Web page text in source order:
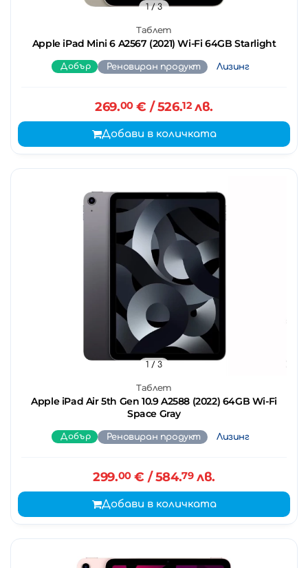
Таблет
Apple iPad Mini 6 A2567 (2021) Wi-Fi 64GB Starlight
1/ 3
Добър Реновиран продукт Лизинг
269.00€ / 526.12лв.
Добави в количката
Таблет
Apple iPad Air 5th Gen 10.9 A2588 (2022) 64GB Wi-Fi
Space Gray
1 / 3
Добър Реновиран продукт Лизинг
299.00€ / 584.79лв.
Добави в количката